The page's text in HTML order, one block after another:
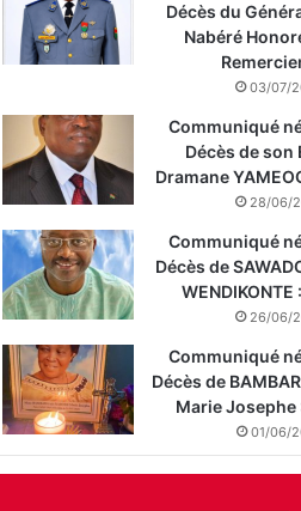
Décès du
Nabéré
03/07/
Communiqué
Décès de son
Dramane
28/06/
Communiqué
Décès de
26/06/
Communiqué
Décès de
Marie Josephe
01/06/